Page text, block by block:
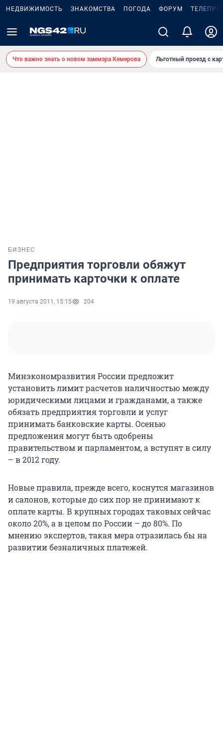
НЕДВИЖИМОСТЬ ЗНАКОМСТВА ПОГОДА ФОРУМ
Что важно знать о новом заммэра Кемерова Льготный проезд с
БИЗНЕС
Предприятия торговли обяжут
принимать карточки к оплате
19 августа 2011, 15:15 204
Минэкономразвития России предложит
установить лимит расчетов наличностью между
юридическими лицами и гражданами, а также
обязать предприятия торговли и услуг
принимать банковские карты. Осенью
предложения могут быть одобрены
правительством и парламентом, а вступят в силу
– в 2012 году.
Новые правила, прежде всего, коснутся магазинов
и салонов, которые до сих пор не принимают к
оплате карты. В крупных городах таковых сейчас
около 20%, а в целом по России – до 80%. По
мнению экспертов, такая мера отразилась бы на
развитии безналичных платежей.